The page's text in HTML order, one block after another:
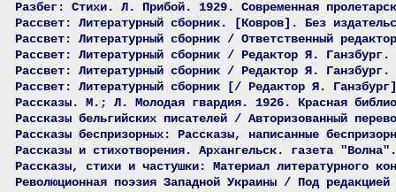
Разбег: Стихи. Л. Прибой. 1929. Современная
Рассвет: Литературный сборник. [Ковров]. Без
Рассвет: Литературный сборник / Ответственный
Рассвет: Литературный сборник / Редактор Я.
Рассвет: Литературный сборник / Редактор Я.
Рассвет: Литературный сборник [/ Редактор Я.
Рассказы. М.; Л. Молодая гвардия. 1926. Красная
Рассказы бельгийских писателей / Авторизованный
Рассказы беспризорных: Рассказы, написанные
Рассказы и стихотворения. Архангельск. газета
Рассказы, стихи и частушки: Материал литературного
Революционная поэзия Западной Украины / Под